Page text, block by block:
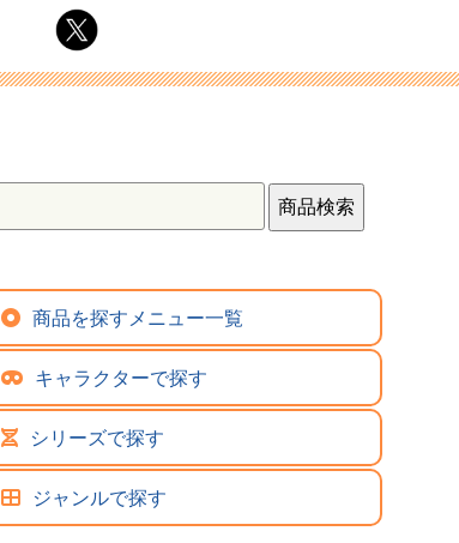
商品を探すメニュー一覧
キャラクターで探す
シリーズで探す
ジャンルで探す